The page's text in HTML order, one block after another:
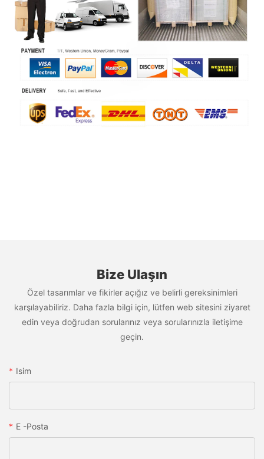
Bize Ulaşın
Özel tasarımlar ve fikirler açığız ve belirli gereksinimleri
karşılayabiliriz. Daha fazla bilgi için, lütfen web sitesini ziyaret
edin veya doğrudan sorularınız veya sorularınızla iletişime
geçin.
Isim
E -posta